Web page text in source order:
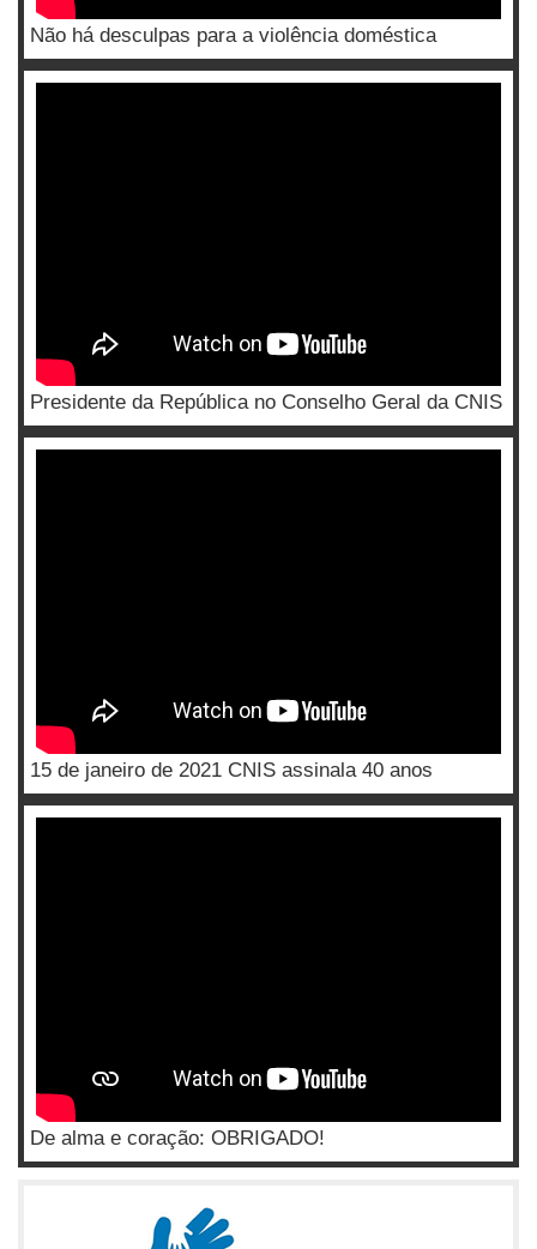
Não há desculpas para a violência doméstica
Presidente da República no Conselho Geral da CNIS
15 de janeiro de 2021 CNIS assinala 40 anos
De alma e coração: OBRIGADO!